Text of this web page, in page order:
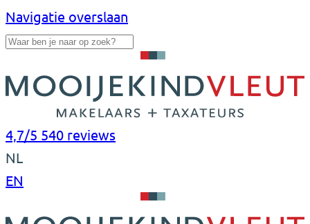
Navigatie overslaan
4,7/5 540 reviews
NL
EN